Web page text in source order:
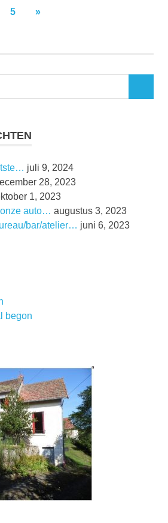
5
VOLGENDE
»
juli 9, 2024
28, 2023
1, 2023
auto… augustus 3, 2023
bar/atelier… juni 6, 2023
begon